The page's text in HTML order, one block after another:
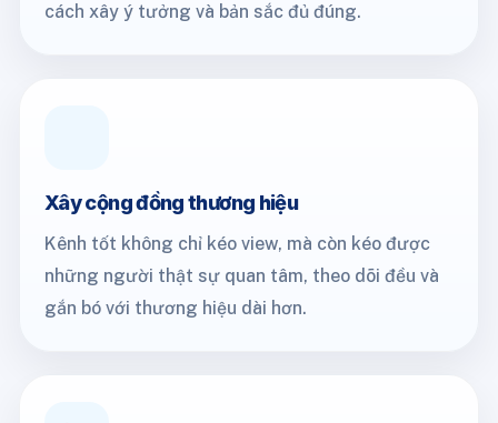
cách xây ý tưởng và bản sắc đủ đúng.
Xây cộng đồng thương hiệu
Kênh tốt không chỉ kéo view, mà còn kéo được
những người thật sự quan tâm, theo dõi đều và
gắn bó với thương hiệu dài hơn.